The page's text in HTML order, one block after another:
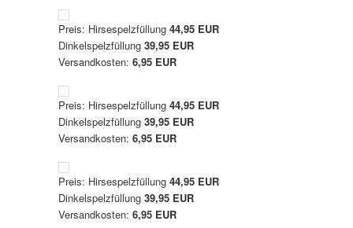
Preis: Hirsespelzfüllung44,95 EUR
Dinkelspelzfüllung39,95 EUR
Versandkosten:6,95 EUR
Preis: Hirsespelzfüllung44,95 EUR
Dinkelspelzfüllung39,95 EUR
Versandkosten:6,95 EUR
Preis: Hirsespelzfüllung44,95 EUR
Dinkelspelzfüllung39,95 EUR
Versandkosten:6,95 EUR